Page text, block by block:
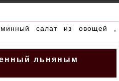
салат из овощей ,
льняным